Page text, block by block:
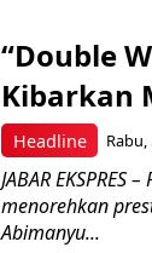
Headline
“Double
Kibarkan
Rabu,
JABAR
menorehkan
Abimanyu...